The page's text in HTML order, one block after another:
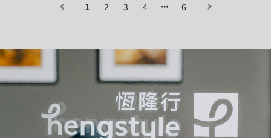
1 2 3 4 6